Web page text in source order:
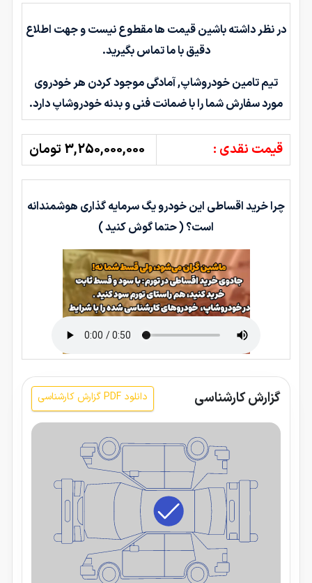
در نظر داشته باشین قیمت ها مقطوع نیست و جهت اطلاع
دقیق با ما تماس بگیرید.
تیم تامین خودروشاپ, آمادگی موجود کردن هر خودروی
مورد سفارش شما را با ضمانت فنی و بدنه خودروشاپ دارد.
قیمت نقدی : 3,250,000,000 تومان
چرا خرید اقساطی این خودرو یگ سرمایه گذاری هوشمندانه
است؟ ( حتما گوش کنید )
گزارش کارشناسی دانلود PDF گزارش کارشناسی